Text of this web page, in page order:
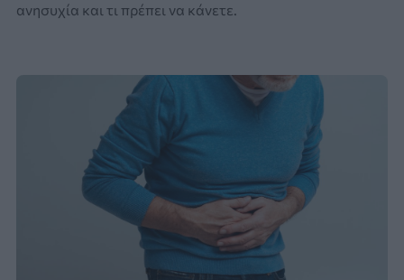
ανησυχία και τι πρέπει να κάνετε.